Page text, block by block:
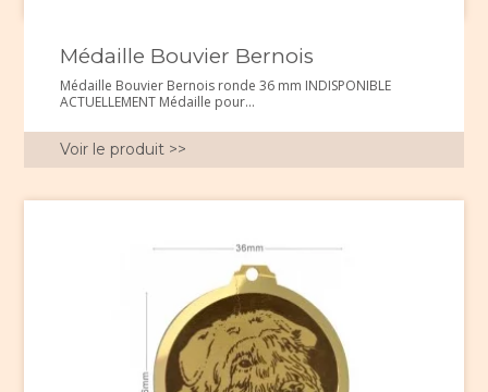
Médaille Bouvier Bernois
Médaille Bouvier Bernois ronde 36 mm INDISPONIBLE
ACTUELLEMENT Médaille pour...
Voir le produit >>